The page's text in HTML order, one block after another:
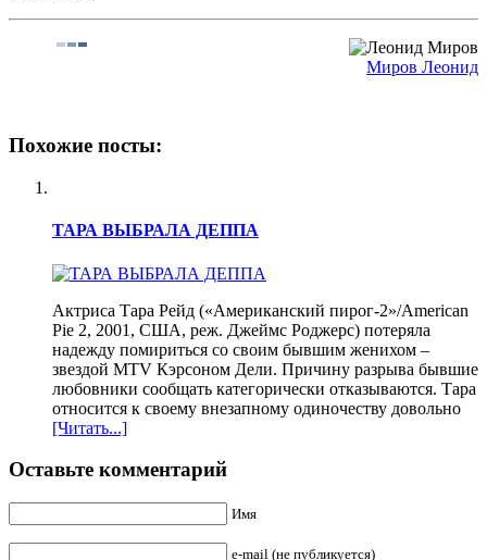
Миров Леонид
Похожие посты:
ТАРА ВЫБРАЛА ДЕППА
Актриса Тара Рейд («Американский пирог-2»/American
Pie 2, 2001, США, реж. Джеймс Роджерс) потеряла
надежду помириться со своим бывшим женихом –
звездой MTV Кэрсоном Дели. Причину разрыва бывшие
любовники сообщать категорически отказываются. Тара
относится к своему внезапному одиночеству довольно
[Читать...]
Оставьте комментарий
Имя
e-mail (не публикуется)